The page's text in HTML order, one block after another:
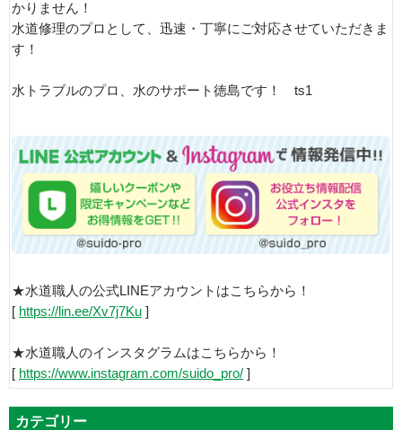
かりません！
水道修理のプロとして、迅速・丁寧にご対応させていただきま
す！
水トラブルのプロ、水のサポート徳島です！ ts1
★水道職人の公式LINEアカウントはこちらから！
[ https://lin.ee/Xv7j7Ku ]
★水道職人のインスタグラムはこちらから！
[ https://www.instagram.com/suido_pro/ ]
カテゴリー